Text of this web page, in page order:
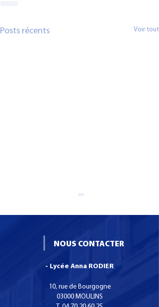
Posts récents Voir tout
Certificat de
Spécialisation Services
NOUS CONTACTER
- Lycée Anna RODIER
10, rue de Bourgogne
03000 MOULINS